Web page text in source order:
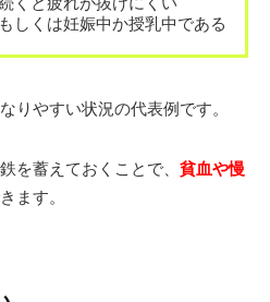
しくは妊娠中か授乳中である
りやすい状況の代表例です。
を蓄えておくことで、 貧血や慢
ます。